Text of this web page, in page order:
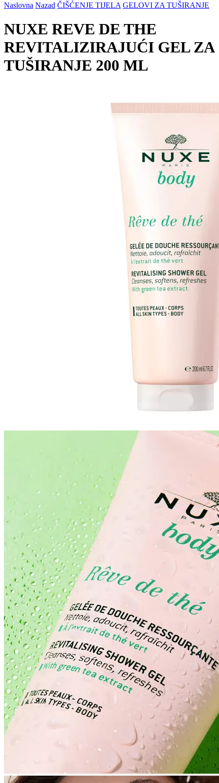
Naslovna Nazad ČIŠĆENJE TIJELA GELOVI ZA TUŠIRANJE
NUXE REVE DE THE
REVITALIZIRAJUĆI GEL ZA
TUŠIRANJE 200 ML